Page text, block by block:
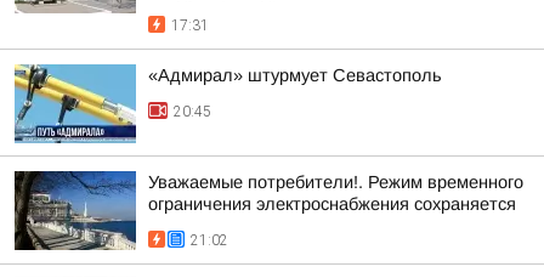
17:31
«Адмирал» штурмует Севастополь
20:45
Уважаемые потребители!. Режим временного
ограничения электроснабжения сохраняется
21:02